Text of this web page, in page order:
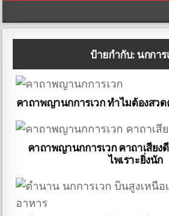
ป้ายกำกับ: นกการ
คาถาพญานกการเวก ทำไมต้องสวด
คาถาพญานกการเวก คาถาเสีย
ไพเราะยิ่งนัก